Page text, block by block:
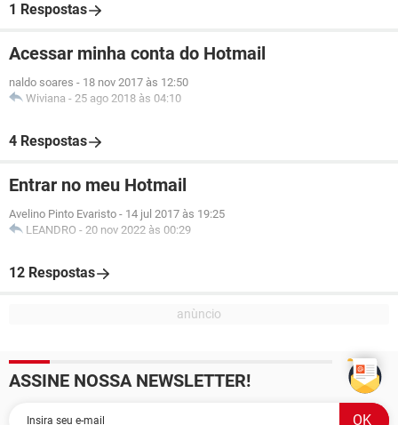
1 Respostas
Acessar minha conta do Hotmail
naldo soares - 18 nov 2017 às 12:50
Wiviana - 25 ago 2018 às 04:10
4 Respostas
Entrar no meu Hotmail
Avelino Pinto Evaristo - 14 jul 2017 às 19:25
LEANDRO - 20 nov 2022 às 00:29
12 Respostas
ASSINE NOSSA NEWSLETTER!